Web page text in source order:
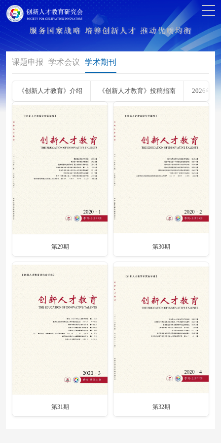
课题申报 学术会议 学术期刊
《创新人才教育》介绍 《创新人才教育》投稿指南 2026年《
第29期 第30期
第31期 第32期